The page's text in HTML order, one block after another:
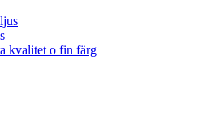
kvalitet o fin färg